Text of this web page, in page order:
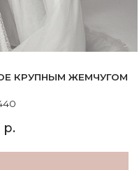
КРУПНЫМ ЖЕМЧУГОМ
р.